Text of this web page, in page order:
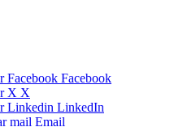
Facebook Facebook
X X
Linkedin LinkedIn
mail Email